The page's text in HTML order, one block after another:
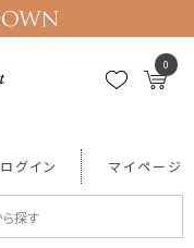
0
ログイン マイページ